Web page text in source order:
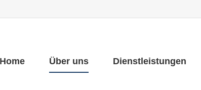
Home Über uns Dienstleistungen
Home Über uns Dienstleistungen